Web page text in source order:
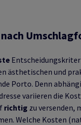
ästhetischen und
Porto. Denn
variieren die
richtig zu versenden,
Welche Kosten